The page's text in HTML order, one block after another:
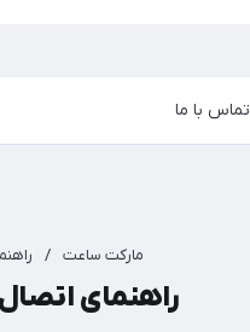
تماس با ما
مارکت ساعت /
راهنمای